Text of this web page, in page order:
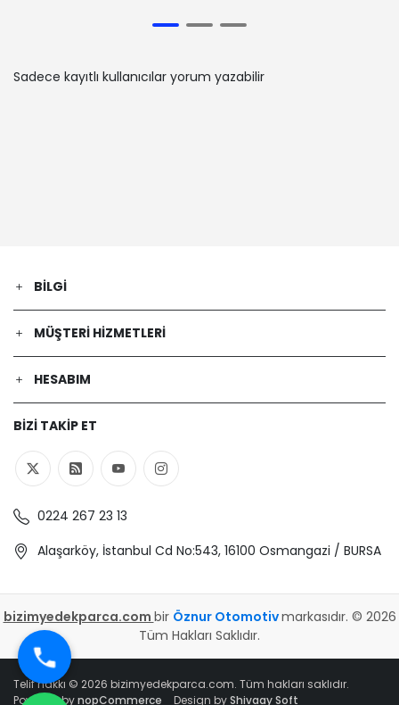
Sadece kayıtlı kullanıcılar yorum yazabilir
BILGI
MÜŞTERI HIZMETLERI
HESABIM
BIZI TAKIP ET
0224 267 23 13
Alaşarköy, İstanbul Cd No:543, 16100 Osmangazi / BURSA
bizimyedekparca.com bir Öznur Otomotivmarkasıdır. © 2026
Tüm Hakları Saklıdır.
Telif hakkı © 2026 bizimyedekparca.com. Tüm hakları saklıdır.
Powered bynopCommerce Design byShivaay Soft